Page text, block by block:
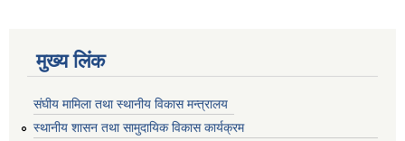
मुख्य लिंक
संघीय मामिला तथा स्थानीय विकास मन्त्रालय
स्थानीय शासन तथा सामुदायिक विकास कार्यक्रम